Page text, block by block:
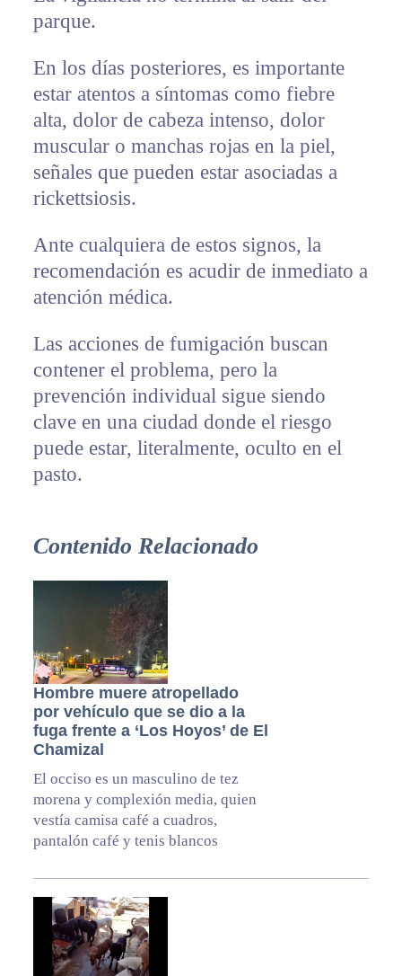
parque.
En los días posteriores, es importante
estar atentos a síntomas como fiebre
alta, dolor de cabeza intenso, dolor
muscular o manchas rojas en la piel,
señales que pueden estar asociadas a
rickettsiosis.
Ante cualquiera de estos signos, la
recomendación es acudir de inmediato a
atención médica.
Las acciones de fumigación buscan
contener el problema, pero la
prevención individual sigue siendo
clave en una ciudad donde el riesgo
puede estar, literalmente, oculto en el
pasto.
Contenido Relacionado
Hombre muere atropellado
por vehículo que se dio a la
fuga frente a ‘Los Hoyos’ de El
Chamizal
El occiso es un masculino de tez
morena y complexión media, quien
vestía camisa café a cuadros,
pantalón café y tenis blancos